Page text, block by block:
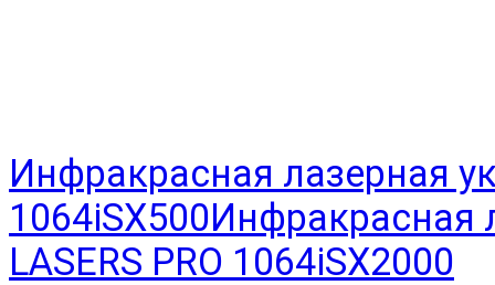
Инфракрасная лазерная
1064iSX500Инфракрасная
LASERS PRO 1064iSX2000